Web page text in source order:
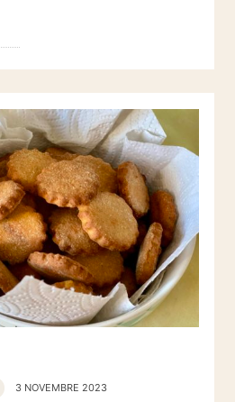
3 NOVEMBRE 2023